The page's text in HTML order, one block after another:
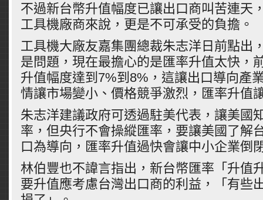
不過新台幣升值幅度已讓出口商叫苦連天
工具機廠商來說，更是不可承受的負擔。
工具機大廠友嘉集團總裁朱志洋日前點出
是問題，現在最擔心的是匯率升值太快，
升值幅度達到7%到8%，這讓出口導向產
情讓市場變小、價格競爭激烈，匯率升值
朱志洋建議政府可透過駐美代表，讓美國
率，但央行不會操縱匯率，要讓美國了解
口為導向，匯率升值過快會讓中小企業倒
林伯豐也不諱言指出，新台幣匯率「升值
要升值應考慮台灣出口商的利益，「有些